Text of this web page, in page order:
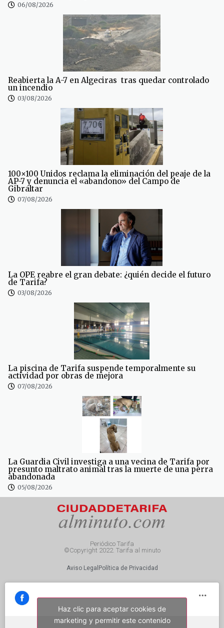
06/08/2026
Reabierta la A-7 en Algeciras tras quedar controlado
un incendio
03/08/2026
100×100 Unidos reclama la eliminación del peaje de la
AP-7 y denuncia el «abandono» del Campo de
Gibraltar
07/08/2026
La OPE reabre el gran debate: ¿quién decide el futuro
de Tarifa?
03/08/2026
La piscina de Tarifa suspende temporalmente su
actividad por obras de mejora
07/08/2026
La Guardia Civil investiga a una vecina de Tarifa por
presunto maltrato animal tras la muerte de una perra
abandonada
05/08/2026
Periódico Tarifa
©Copyright 2022. Tarifa al minuto
Aviso Legal Política de Privacidad
Haz clic para aceptar cookies de
marketing y permitir este contenido